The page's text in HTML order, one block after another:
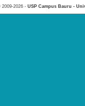
2009-2026 - USP Campus Bauru -